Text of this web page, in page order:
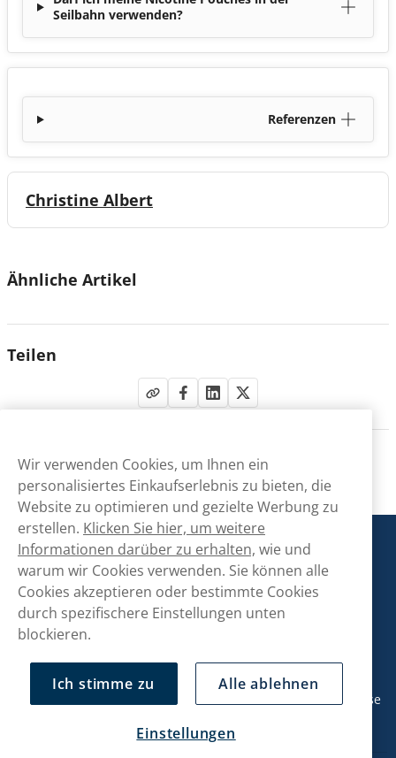
Seilbahn verwenden?
Referenzen
Christine Albert
Ähnliche Artikel
Teilen
Snusmarkt
Kontaktiere uns!
+410800561053
Mo/Di: 08:30-17 Uhr (Pause 12-13) Mi/Do: 10:30-19 Uhr (Pause
Wir verwenden Cookies, um Ihnen ein
personalisiertes Einkaufserlebnis zu bieten, die
Website zu optimieren und gezielte Werbung zu
erstellen. Klicken Sie hier, um weitere
Informationen darüber zu erhalten, wie und
warum wir Cookies verwenden. Sie können alle
Cookies akzeptieren oder bestimmte Cookies
durch spezifischere Einstellungen unten
blockieren.
Ich stimme zu Alle ablehnen
Einstellungen